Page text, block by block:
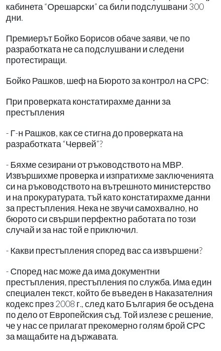
кабинета “Орешарски” са били подслушвани 300
дни.
Премиерът Бойко Борисов обаче заяви, че по
разработката не са подслушвани и следени
протестиращи.
Бойко Рашков, шеф на Бюрото за контрол на СРС:
При проверката констатирахме данни за
престъпления
- Г-н Рашков, как се стигна до проверката на
разработката “Червей”?
- Бяхме сезирани от ръководството на МВР.
Извършихме проверка и изпратихме заключенията
си на ръководството на вътрешното министерство
и на прокуратурата, тъй като констатирахме данни
за престъпления. Нека не звучи самохвално, но
бюрото си свърши перфектно работата по този
случай и за нас той е приключил.
- Какви престъпления според вас са извършени?
- Според нас може да има документни
престъпления, престъпления по служба. Има един
специален текст, който бе въведен в Наказателния
кодекс през 2008 г., след като България бе осъдена
по дело от Европейския съд. Той излезе с решение,
че у нас се прилагат прекомерно голям брой СРС
за мащабите на държавата.